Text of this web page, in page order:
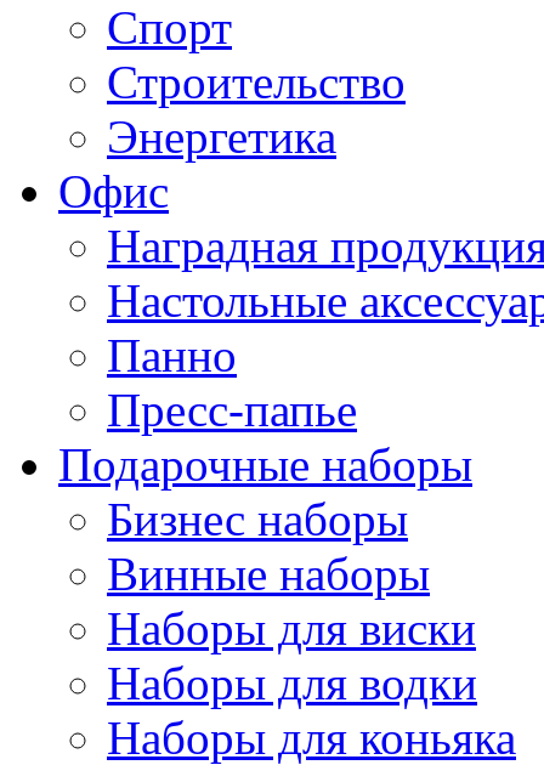
Спорт
Строительство
Энергетика
Офис
Наградная
Настольные
Панно
Пресс-папье
Подарочные наборы
Бизнес наборы
Винные наборы
Наборы для виски
Наборы для водки
Наборы для коньяка